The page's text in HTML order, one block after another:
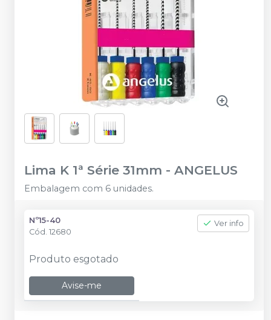
Lima K 1ª Série 31mm - ANGELUS
Embalagem com 6 unidades.
Nº15-40
Cód. 12680
Ver info
Produto esgotado
Avise-me